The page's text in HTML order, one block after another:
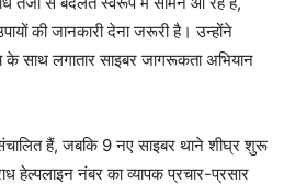
की जानकारी देना जरूरी है। उन्होंने
के साथ लगातार साइबर जागरूकता अभियान
हैं, जबकि 9 नए साइबर थाने शीघ्र शुरू
हेल्पलाइन नंबर का व्यापक प्रचार-प्रसार